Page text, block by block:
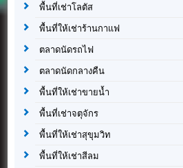
พื้นที่เช่าโลตัส
พื้นที่ให้เช่าร้านกาแฟ
ตลาดนัดรถไฟ
ตลาดนัดกลางคืน
พื้นที่ให้เช่าขายน้ำ
พื้นที่เช่าจตุจักร
พื้นที่ให้เช่าสุขุมวิท
พื้นที่ให้เช่าสีลม